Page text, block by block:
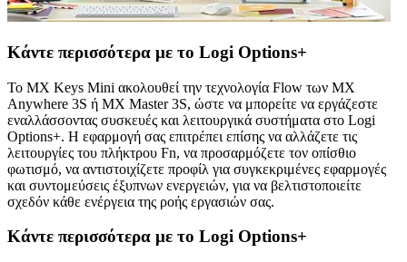
Κάντε περισσότερα με το Logi Options+
Το MX Keys Mini ακολουθεί την τεχνολογία Flow των MX
Anywhere 3S ή MX Master 3S, ώστε να μπορείτε να εργάζεστε
εναλλάσσοντας συσκευές και λειτουργικά συστήματα στο Logi
Options+. Η εφαρμογή σας επιτρέπει επίσης να αλλάζετε τις
λειτουργίες του πλήκτρου Fn, να προσαρμόζετε τον οπίσθιο
φωτισμό, να αντιστοιχίζετε προφίλ για συγκεκριμένες εφαρμογές
και συντομεύσεις έξυπνων ενεργειών, για να βελτιστοποιείτε
σχεδόν κάθε ενέργεια της ροής εργασιών σας.
Κάντε περισσότερα με το Logi Options+